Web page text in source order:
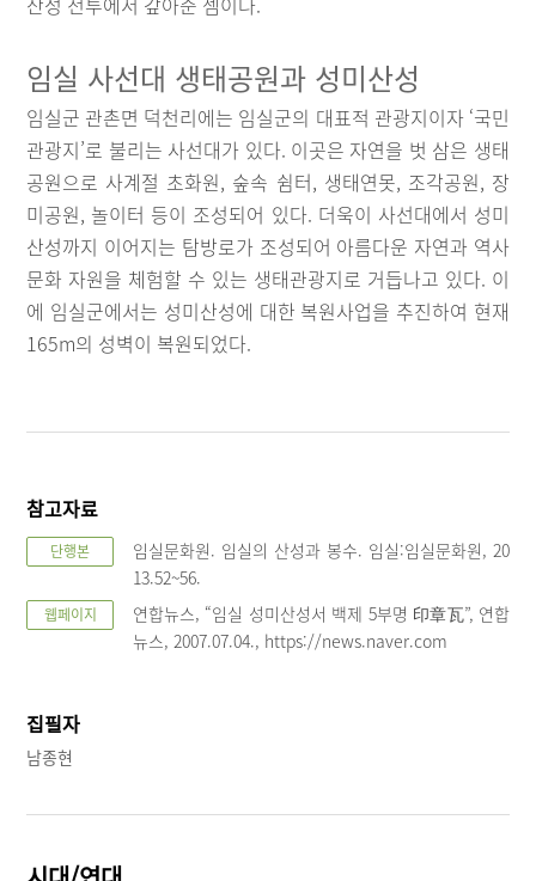
임실 사선대 생태공원과 성미산성
임실군 관촌면 덕천리에는 임실군의 대표적 관광지이자 ‘국민
관광지’로 불리는 사선대가 있다. 이곳은 자연을 벗 삼은 생태
공원으로 사계절 초화원, 숲속 쉼터, 생태연못, 조각공원, 장
미공원, 놀이터 등이 조성되어 있다. 더욱이 사선대에서 성미
산성까지 이어지는 탐방로가 조성되어 아름다운 자연과 역사
문화 자원을 체험할 수 있는 생태관광지로 거듭나고 있다. 이
에 임실군에서는 성미산성에 대한 복원사업을 추진하여 현재
165m의 성벽이 복원되었다.
참고자료
단행본
임실문화원. 임실의 산성과 봉수. 임실:임실문화원, 20
13.52~56.
웹페이지
연합뉴스, “임실 성미산성서 백제 5부명 印章瓦”, 연합
뉴스, 2007.07.04., https://news.naver.com
집필자
남종현